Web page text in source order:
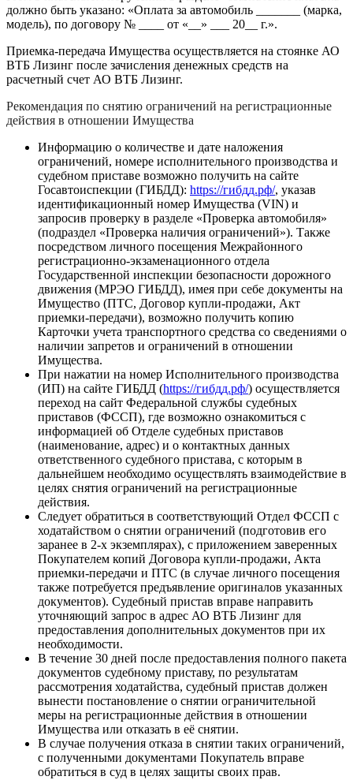
должно быть указано: «Оплата за автомобиль _______ (марка,
модель), по договору № ____ от «__» ___ 20__ г.».
Приемка-передача Имущества осуществляется на стоянке АО
ВТБ Лизинг после зачисления денежных средств на
расчетный счет АО ВТБ Лизинг.
Рекомендация по снятию ограничений на регистрационные
действия в отношении Имущества
Информацию о количестве и дате наложения
ограничений, номере исполнительного производства и
судебном приставе возможно получить на сайте
Госавтоиспекции (ГИБДД): https://гибдд.рф/, указав
идентификационный номер Имущества (VIN) и
запросив проверку в разделе «Проверка автомобиля»
(подраздел «Проверка наличия ограничений»). Также
посредством личного посещения Межрайонного
регистрационно-экзаменационного отдела
Государственной инспекции безопасности дорожного
движения (МРЭО ГИБДД), имея при себе документы на
Имущество (ПТС, Договор купли-продажи, Акт
приемки-передачи), возможно получить копию
Карточки учета транспортного средства со сведениями о
наличии запретов и ограничений в отношении
Имущества.
При нажатии на номер Исполнительного производства
(ИП) на сайте ГИБДД (https://гибдд.рф/) осуществляется
переход на сайт Федеральной службы судебных
приставов (ФССП), где возможно ознакомиться с
информацией об Отделе судебных приставов
(наименование, адрес) и о контактных данных
ответственного судебного пристава, с которым в
дальнейшем необходимо осуществлять взаимодействие в
целях снятия ограничений на регистрационные
действия.
Следует обратиться в соответствующий Отдел ФССП с
ходатайством о снятии ограничений (подготовив его
заранее в 2-х экземплярах), с приложением заверенных
Покупателем копий Договора купли-продажи, Акта
приемки-передачи и ПТС (в случае личного посещения
также потребуется предъявление оригиналов указанных
документов). Судебный пристав вправе направить
уточняющий запрос в адрес АО ВТБ Лизинг для
предоставления дополнительных документов при их
необходимости.
В течение 30 дней после предоставления полного пакета
документов судебному приставу, по результатам
рассмотрения ходатайства, судебный пристав должен
вынести постановление о снятии ограничительной
меры на регистрационные действия в отношении
Имущества или отказать в её снятии.
В случае получения отказа в снятии таких ограничений,
с полученными документами Покупатель вправе
обратиться в суд в целях защиты своих прав.